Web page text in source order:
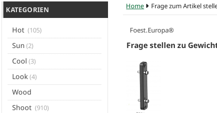
KATEGORIEN
Hot (105)
Sun (2)
Cool (3)
Look(4)
Wood
Shoot (910)
Home Frage zum Artikel
Foest.Europa®
Frage stellen zu